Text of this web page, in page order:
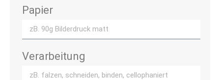
Papier
Verarbeitung